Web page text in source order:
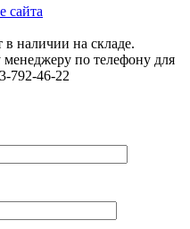
сайта
наличии на складе.
по телефону для
792-46-22